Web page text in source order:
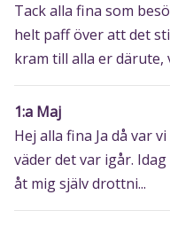
Tack alla fina som
helt paff över att det
kram till alla er därute,
1:a Maj
Hej alla fina Ja då var
väder det var igår.
åt mig själv drottni...